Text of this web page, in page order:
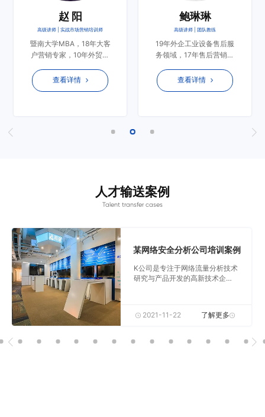
赵 阳
高级讲师 | 实战市场营销培训师
暨南大学MBA，18年大客
户营销专家，10年外贸团
业认证讲师，国家高级企
业培训师，多家企业战略
查看详情
鲍琳琳
高级讲师 | 团队教练
19年外企工业设备售后服
务领域，17年售后营销经
理经验，深谙售后销售、
销售支持、现场服务，维
尾客户覆盖提升30%；优
化服务和索赔投诉管理提
验，先后培养了售后销售
工程师、销售支持人员、
客诉处理人员和服务工程
师超百人。
查看详情
人才输送案例
Talent transfer cases
某网络安全分析公司培训案例
K公司是专注于网络流量分析技术
研究与产品开发的高新技术企
国内外用户的网络安全分析及网
球著名咨询与分析公司Gartner的
2021-11-22 了解更多